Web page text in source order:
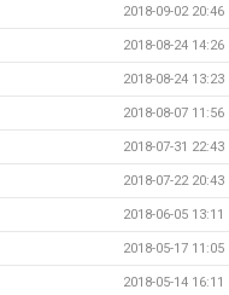
2018-09-02 20:46
2018-08-24 14:26
2018-08-24 13:23
2018-08-07 11:56
2018-07-31 22:43
2018-07-22 20:43
2018-06-05 13:11
2018-05-17 11:05
2018-05-14 16:11